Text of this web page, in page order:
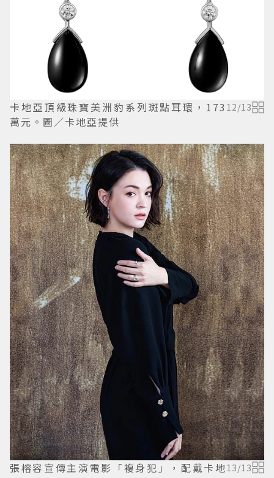
卡地亞頂級珠寶美洲豹系列斑點耳環，173
萬元。圖／卡地亞提供
12/13
張榕容宣傳主演電影「複身犯」，配戴卡地13/13